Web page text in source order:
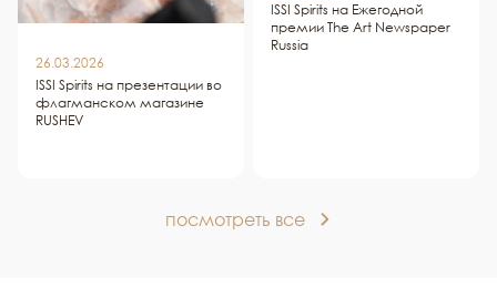
26.03.2026
ISSI Spirits на презентации во
флагманском магазине
RUSHEV
ISSI Spirits на Ежегодной
премии The Art Newspaper
Russia
посмотреть все